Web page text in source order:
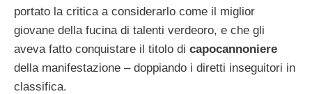
portato la critica a considerarlo come il miglior
giovane della fucina di talenti verdeoro, e che gli
aveva fatto conquistare il titolo di capocannoniere
della manifestazione – doppiando i diretti inseguitori in
classifica.